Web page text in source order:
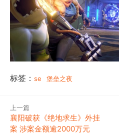
标签： se 堡垒之夜
上一篇
襄阳破获《绝地求生》外挂
案 涉案金额逾2000万元